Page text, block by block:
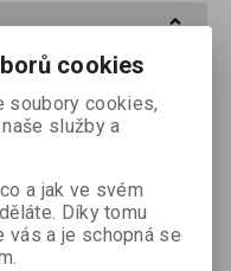
cookies
soubory cookies,
služby a
a jak ve svém
Díky tomu
vás a je schopná se